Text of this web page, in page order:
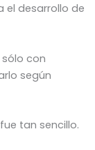
el desarrollo de
con
según
tan sencillo.